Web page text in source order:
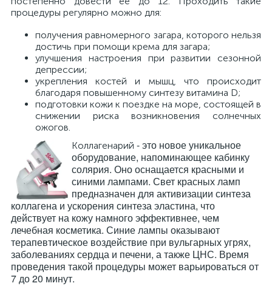
процедуры регулярно можно для:
получения равномерного загара, которого нельзя
достичь при помощи крема для загара;
улучшения настроения при развитии сезонной
депрессии;
укрепления костей и мышц, что происходит
благодаря повышенному синтезу витамина D;
подготовки кожи к поездке на море, состоящей в
снижении риска возникновения солнечных
ожогов.
Коллагенарий - это новое уникальное
оборудование, напоминающее кабинку
солярия. Оно оснащается красными и
синими лампами. Свет красных ламп
предназначен для активизации синтеза
коллагена и ускорения синтеза эластина, что
действует на кожу намного эффективнее, чем
лечебная косметика. Синие лампы оказывают
терапевтическое воздействие при вульгарных угрях,
заболеваниях сердца и печени, а также ЦНС. Время
проведения такой процедуры может варьироваться от
7 до 20 минут.